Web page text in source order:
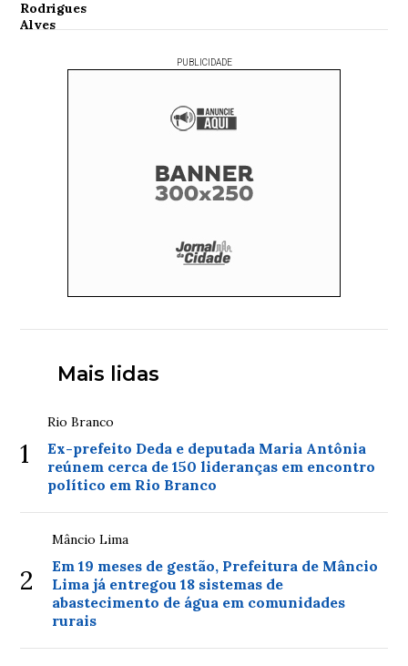
PUBLICIDADE
Mais lidas
1
Rio Branco
Ex-prefeito Deda e deputada Maria Antônia
reúnem cerca de 150 lideranças em encontro
político em Rio Branco
2
Mâncio Lima
Em 19 meses de gestão, Prefeitura de Mâncio
Lima já entregou 18 sistemas de
abastecimento de água em comunidades
rurais